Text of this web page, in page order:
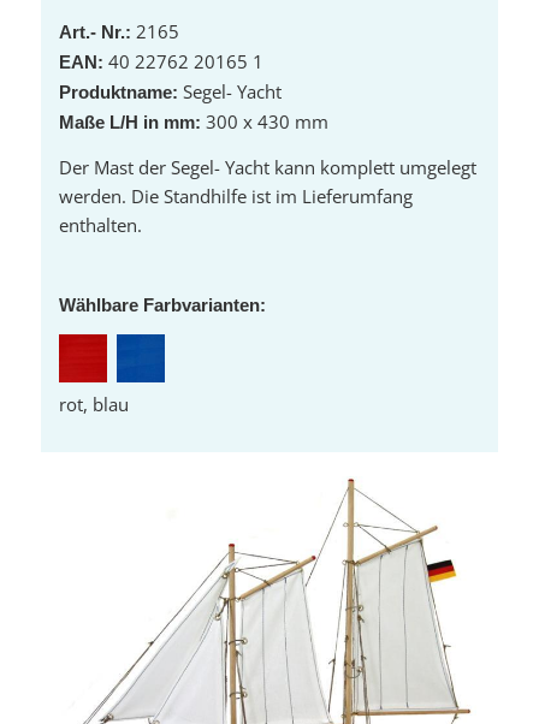
Art.- Nr.: 2165
EAN: 40 22762 20165 1
Produktname: Segel- Yacht
Maße L/H in mm: 300 x 430 mm
Der Mast der Segel- Yacht kann komplett umgelegt
werden. Die Standhilfe ist im Lieferumfang
enthalten.
Wählbare Farbvarianten:
rot, blau